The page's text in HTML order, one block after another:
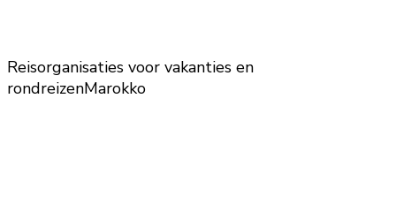
Reisorganisaties voor vakanties en
rondreizenMarokko